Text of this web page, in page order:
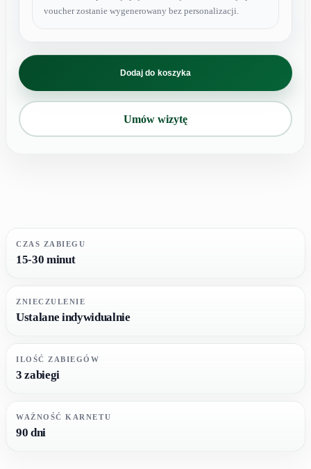
voucher zostanie wygenerowany bez personalizacji.
ilość
karnet
usunięcie
od
151
do
Dodaj do koszyka
Umów wizytę
CZAS ZABIEGU
15-30 minut
ZNIECZULENIE
Ustalane indywidualnie
ILOŚĆ ZABIEGÓW
3 zabiegi
WAŻNOŚĆ KARNETU
90 dni